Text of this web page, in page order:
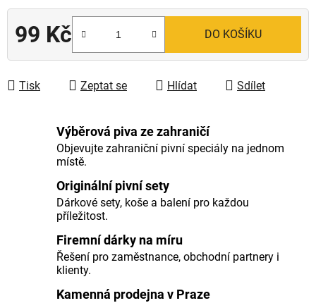
99 Kč
Měrná cena:
DO KOŠÍKU
Tisk Zeptat se Hlídat Sdílet
Výběrová piva ze zahraničí
Objevujte zahraniční pivní speciály na jednom
místě.
Originální pivní sety
Dárkové sety, koše a balení pro každou
příležitost.
Firemní dárky na míru
Řešení pro zaměstnance, obchodní partnery i
klienty.
Kamenná prodejna v Praze